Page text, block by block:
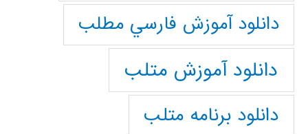
دانلود آموزش فارسي مطلب
دانلود آموزش متلب
دانلود برنامه متلب